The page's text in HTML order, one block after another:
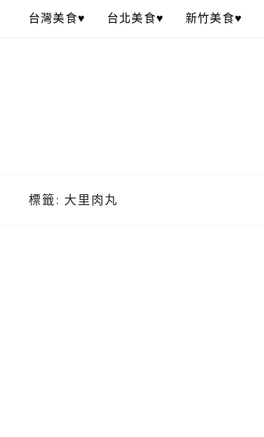
台灣美食♥ 台北美食♥ 新竹美食♥
標籤: 大里肉丸